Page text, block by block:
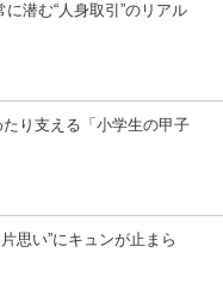
潜む“人身取引”のリアル
り支える「小学生の甲子
思い”にキュンが止まら